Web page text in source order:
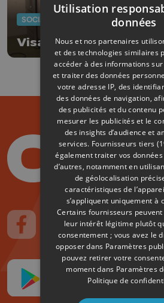
SOCIAL
Visa pour le net en
Suivez-nous sur FaceBook
Suivez-nous sur
Suivez-nous
Utilisation
données
Nous et nos partenaires
et des technologies similaires
accéder à des informations
et traiter des données
votre adresse IP, des
des données de navigation,
des publicités et du contenu
mesurer les publicités et le
des insights d’audience et
services. Fournisseurs tiers
également traiter vos données
d’autres, notamment en
de géolocalisation
caractéristiques de
s’appliquent uniquement à
Certains fournisseurs
leur intérêt légitime plutôt
consentement ; vous avez le
opposer dans Paramètres
pouvez retirer votre
moment dans Paramètres
Politique de